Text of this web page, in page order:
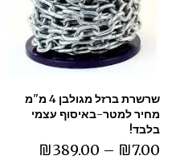
שרשרת ברזל מגולבן 4 מ"מ
מחיר למטר-באיסוף עצמי
בלבד!
₪7.00
–
₪389.00